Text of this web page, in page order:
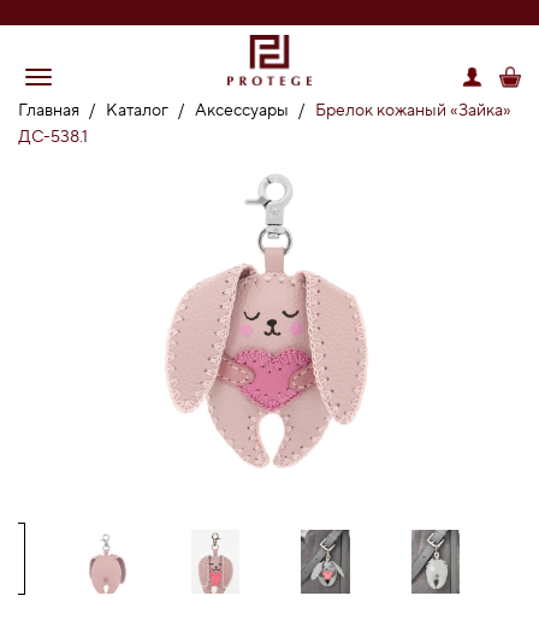
Главная / Каталог / Аксессуары / Брелок кожаный «Зайка»
ДС-538.1